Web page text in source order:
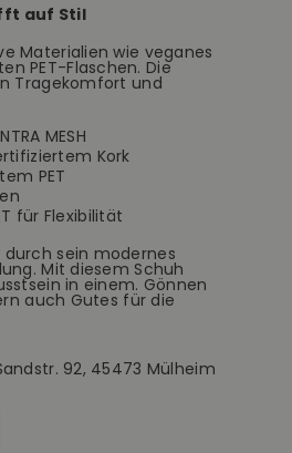
auf Stil
Materialien wie veganes
PET-Flaschen. Die
Tragekomfort und
MESH
Kork
PET
für Flexibilität
durch sein modernes
Mit diesem Schuh
in einem. Gönnen
auch Gutes für die
92, 45473 Mülheim